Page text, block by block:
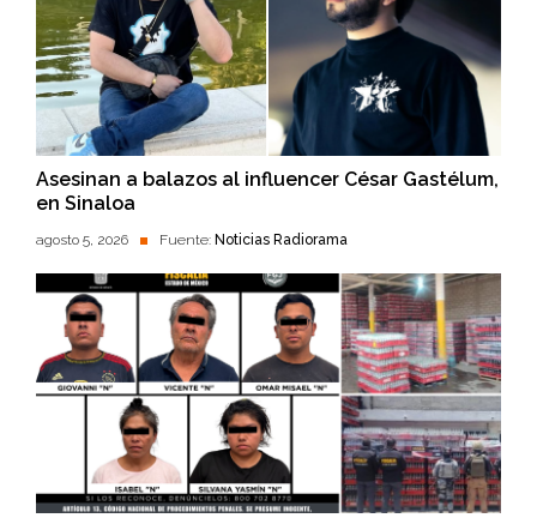
Asesinan a balazos al influencer César Gastélum,
en Sinaloa
agosto 5, 2026 Fuente: Noticias Radiorama